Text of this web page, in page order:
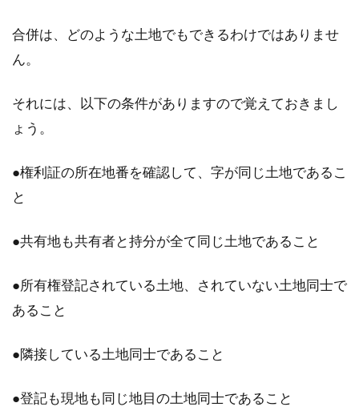
アパートやマンションにお住まいの方なら、騒
アはどうしたらいい？
んな...
人なしでは借りられない？
における賃貸問題が大きく取り上げられていま
合併は、どのような土地でもできるわけではありませ
ん。
それには、以下の条件がありますので覚えておきまし
ょう。
●権利証の所在地番を確認して、字が同じ土地であるこ
と
●共有地も共有者と持分が全て同じ土地であること
●所有権登記されている土地、されていない土地同士で
あること
●隣接している土地同士であること
●登記も現地も同じ地目の土地同士であること